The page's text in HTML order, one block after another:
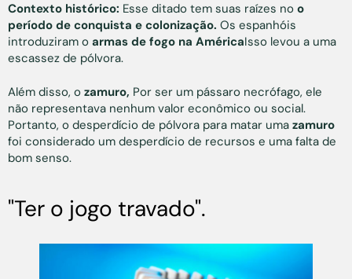
Contexto histórico: Esse ditado tem suas raízes no o
período de conquista e colonização. Os espanhóis
introduziram o armas de fogo na AméricaIsso levou a uma
escassez de pólvora.
Além disso, o zamuro, Por ser um pássaro necrófago, ele
não representava nenhum valor econômico ou social.
Portanto, o desperdício de pólvora para matar uma zamuro
foi considerado um desperdício de recursos e uma falta de
bom senso.
"Ter o jogo travado".